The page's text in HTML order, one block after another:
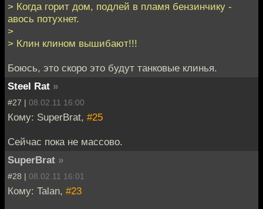
> Когда горит дом, подлей в пламя бензинчику -
авось потухнет.
>
> Клин клином вышибают!!!
Боюсь, это скоро это будут танковые клинья.
Steel Rat »
#27 | 08.02.11 16:00
Кому: SuperBrat, #25
Сейчас пока не массово.
SuperBrat »
#28 | 08.02.11 16:01
Кому: Talan, #23